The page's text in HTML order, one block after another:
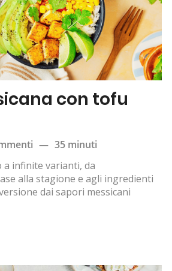
con tofu
— 35 minuti
a infinite varianti, da
alla stagione e agli ingredienti
dai sapori messicani